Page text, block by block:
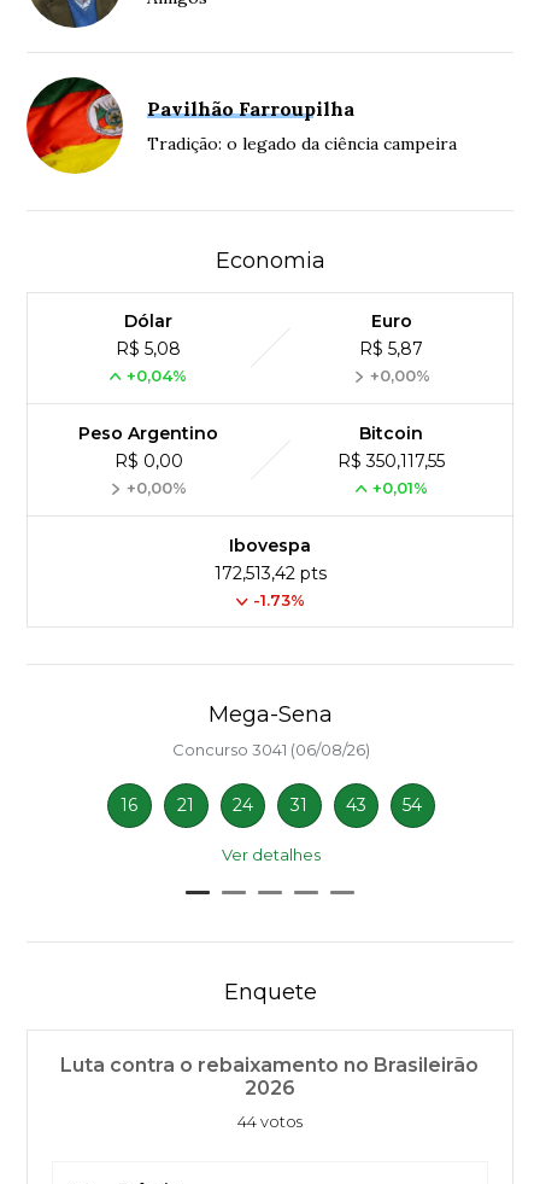
Pavilhão Farroupilha
Tradição: o legado da ciência campeira
Economia
Dólar
R$ 5,08
+0,04%
Euro
R$ 5,87
+0,00%
Peso Argentino
R$ 0,00
+0,00%
Bitcoin
R$ 350,117,55
+0,01%
Ibovespa
172,513,42 pts
-1.73%
Mega-Sena
Concurso 3041 (06/08/26)
16 21 24 31 43 54
Ver detalhes
Enquete
Luta contra o rebaixamento no Brasileirão
2026
44 votos